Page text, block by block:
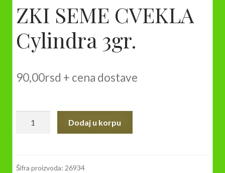
ZKI SEME CVEKLA
Cylindra 3gr.
90,00rsd + cena dostave
3gr.
Dodaj u korpu
Šifra proizvoda: 26934